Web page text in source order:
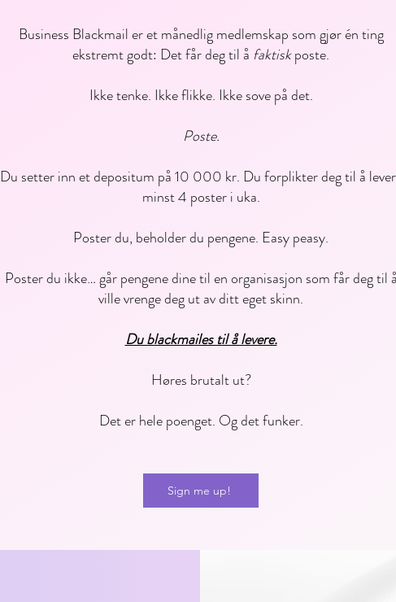
Business Blackmail er et månedlig medlemskap som gjør én ting
ekstremt godt: Det får deg til å faktiskposte.
Ikke tenke. Ikke flikke. Ikke sove på det.
Poste.
Du setter inn et depositum på 10 000 kr. Du forplikter deg til å
minst 4 poster i uka.
Poster du, beholder du pengene. Easy peasy.
Poster du ikke… går pengene dine til en organisasjon som får deg til å
ville vrenge deg ut av ditt eget skinn.
Du blackmailes til å levere.
Høres brutalt ut?
Det er hele poenget. Og det funker.
Sign me up!